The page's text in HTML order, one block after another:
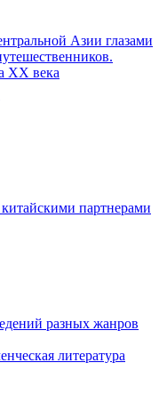
Азии глазами
XХ века
партнерами
разных жанров
литература